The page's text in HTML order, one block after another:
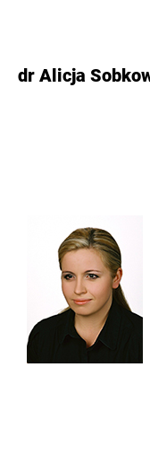
dr Alicja